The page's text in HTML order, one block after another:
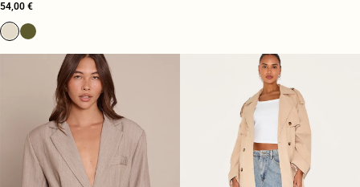
54,00 €